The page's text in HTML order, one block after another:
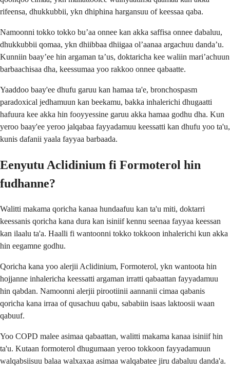
rifeensa, dhukkubbii, ykn dhiphina hargansuu of keessaa qaba.
Namoonni tokko tokko bu’aa onnee kan akka saffisa onnee dabaluu,
dhukkubbii qomaa, ykn dhiibbaa dhiigaa ol’aanaa argachuu danda’u.
Kunniin baay’ee hin argaman ta’us, doktaricha kee waliin mari’achuun
barbaachisaa dha, keessumaa yoo rakkoo onnee qabaatte.
Yaaddoo baay'ee dhufu garuu kan hamaa ta'e, bronchospasm
paradoxical jedhamuun kan beekamu, bakka inhalerichi dhugaatti
hafuura kee akka hin fooyyessine garuu akka hamaa godhu dha. Kun
yeroo baay'ee yeroo jalqabaa fayyadamuu keessatti kan dhufu yoo ta'u,
kunis dafanii yaala fayyaa barbaada.
Eenyutu Aclidinium fi Formoterol hin
fudhanne?
Walitti makama qoricha kanaa hundaafuu kan ta'u miti, doktarri
keessanis qoricha kana dura kan isiniif kennu seenaa fayyaa keessan
kan ilaalu ta'a. Haalli fi wantoonni tokko tokkoon inhalerichi kun akka
hin eegamne godhu.
Qoricha kana yoo alerjii Aclidinium, Formoterol, ykn wantoota hin
hojjanne inhalericha keessatti argaman irratti qabaattan fayyadamuu
hin qabdan. Namoonni alerjii pirootiinii aannanii cimaa qabanis
qoricha kana irraa of qusachuu qabu, sababiin isaas laktoosii waan
qabuuf.
Yoo COPD malee asimaa qabaattan, walitti makama kanaa isiniif hin
ta'u. Kutaan formoterol dhugumaan yeroo tokkoon fayyadamuun
walqabsiisuu balaa walxaxaa asimaa walqabatee jiru dabaluu danda'a.